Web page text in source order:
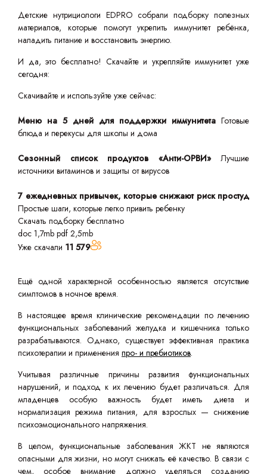
Детские нутрициологи EDPRO собрали подборку полезных
материалов, которые помогут укрепить иммунитет ребёнка,
наладить питание и восстановить энергию.
И да, это бесплатно! Скачайте и укрепляйте иммунитет уже
сегодня:
Скачивайте и используйте уже сейчас:
Меню на 5 дней для поддержки иммунитета Готовые
блюда и перекусы для школы и дома
Сезонный список продуктов «Анти-ОРВИ»
Лучшие
источники витаминов и защиты от вирусов
7 ежедневных привычек, которые снижают риск простуд
Простые шаги, которые легко привить ребенку
Скачать подборку бесплатно
doc 1,7mb pdf 2,5mb
Уже скачали 11 579
Ещё одной характерной особенностью является отсутствие
симптомов в ночное время.
В настоящее время клинические рекомендации по лечению
функциональных заболеваний желудка и кишечника только
разрабатываются. Однако, существует эффективная практика
психотерапии и применения про- и пребиотиков.
Учитывая различные причины развития функциональных
нарушений, и подход к их лечению будет различаться. Для
младенцев особую важность будет иметь диета и
нормализация режима питания, для взрослых — снижение
психоэмоционального напряжения.
В целом, функциональные заболевания ЖКТ не являются
опасными для жизни, но могут снижать её качество. В связи с
чем, особое внимание должно уделяться созданию